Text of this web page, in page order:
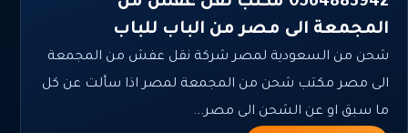
المجمعة الى مصر من الباب للباب
شحن من السعودية لمصر شركة نقل عفش من المجمعة
الى مصر مكتب شحن من المجمعة لمصر اذا سألت عن كل
ما سبق او عن الشحن الى مصر...